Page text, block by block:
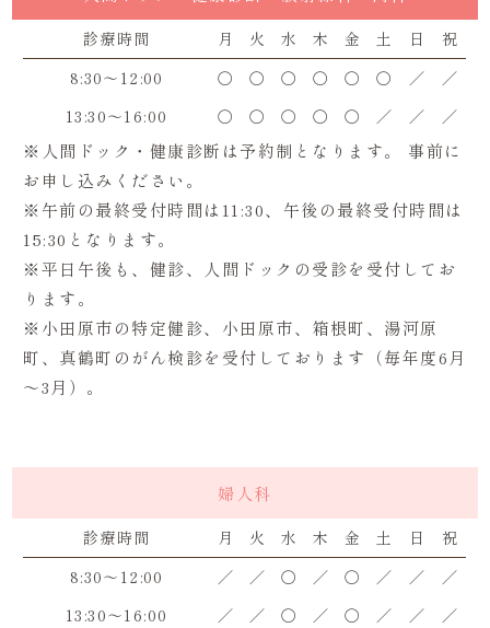
診療時間 月 火 水 木 金 土 日
祝
8:30～12:00
〇 〇 〇 〇 〇 〇 ／
／
13:30～16:00
〇 〇 〇 〇 〇 ／ ／ ／
※人間ドック・健康診断は予約制となります。 事前に
お申し込みください。
※午前の最終受付時間は11:30、午後の最終受付時間は
15:30となります。
※平日午後も、健診、人間ドックの受診を受付してお
ります。
※小田原市の特定健診、小田原市、箱根町、湯河原
町、真鶴町のがん検診を受付しております（毎年度6月
～3月）。
婦人科
診療時間 月 火 水 木 金 土 日
祝
8:30～12:00
／ ／ 〇 ／ 〇 ／ ／
／
13:30～16:00
／ ／ 〇 ／ 〇 ／ ／ ／